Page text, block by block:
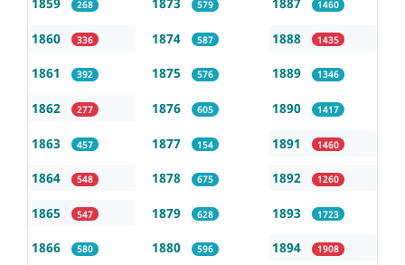
268
1860 336
1861 392
1862 277
1863 457
1864 548
1865 547
1866 580
579
1874 587
1875 576
1876 605
1877 154
1878 675
1879 628
1880 596
1460
1888 1435
1889 1346
1890 1417
1891 1460
1892 1260
1893 1723
1894 1908